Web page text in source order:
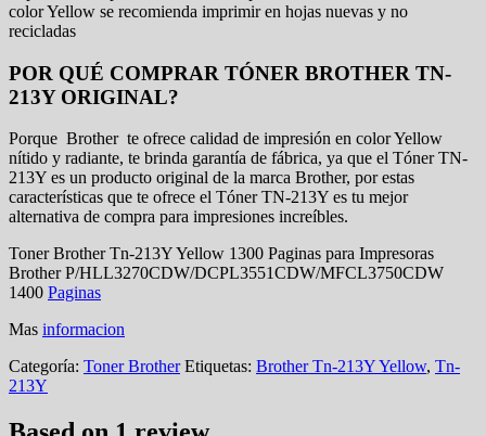
color Yellow se recomienda imprimir en hojas nuevas y no
recicladas
POR QUÉ COMPRAR TÓNER BROTHER TN-
213Y ORIGINAL?
Porque Brother te ofrece calidad de impresión en color Yellow
nítido y radiante, te brinda garantía de fábrica, ya que el Tóner TN-
213Y es un producto original de la marca Brother, por estas
características que te ofrece el Tóner TN-213Y es tu mejor
alternativa de compra para impresiones increíbles.
Toner Brother Tn-213Y Yellow 1300 Paginas para Impresoras
Brother P/HLL3270CDW/DCPL3551CDW/MFCL3750CDW
1400 Paginas
Mas informacion
Categoría: Toner Brother Etiquetas: Brother Tn-213Y Yellow, Tn-
213Y